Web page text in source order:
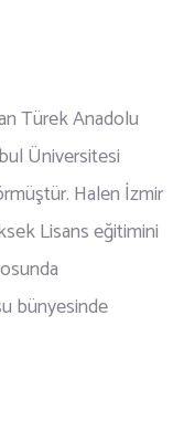
Türek Anadolu
Üniversitesi
Halen İzmir
Lisans eğitimini
bünyesinde